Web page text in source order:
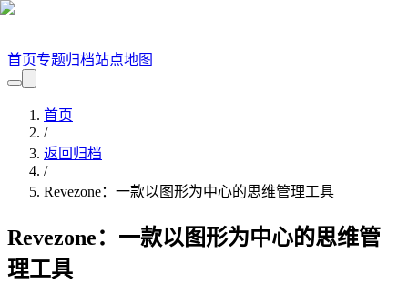
首页专题归档站点地图
首页
/
返回归档
/
Revezone：一款以图形为中心的思维管理工具
Revezone：一款以图形为中心的思维管
理工具